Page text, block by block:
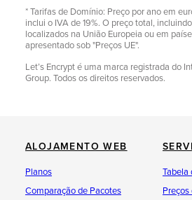
* Tarifas de Domínio: Preço por ano em
inclui o IVA de 19%. O preço total,
localizados na União Europeia ou em
apresentado sob "Preços UE".
Let’s Encrypt é uma marca registrada do
Group. Todos os direitos reservados.
ALOJAMENTO WEB
Planos
Comparação de Pacotes
Tabela